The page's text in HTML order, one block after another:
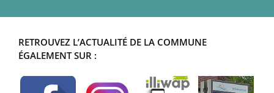
RETROUVEZ L’ACTUALITÉ DE LA COMMUNE
ÉGALEMENT SUR :